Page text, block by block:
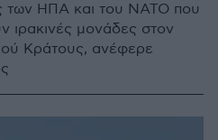
των ΗΠΑ και του ΝΑΤΟ που
ιρακινές μονάδες στον
Κράτους, ανέφερε